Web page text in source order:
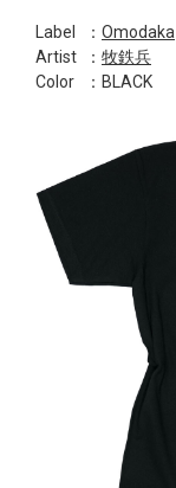
Label ： Omodaka
Artist
： 牧鉄兵
Color
：BLACK